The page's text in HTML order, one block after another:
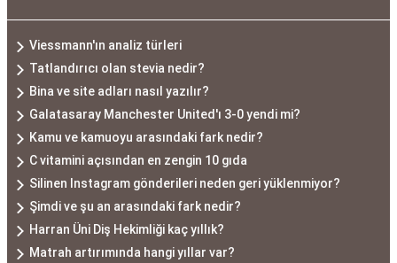
Viessmann'ın analiz türleri
Tatlandırıcı olan stevia nedir?
Bina ve site adları nasıl yazılır?
Galatasaray Manchester United'ı 3-0 yendi mi?
Kamu ve kamuoyu arasındaki fark nedir?
C vitamini açısından en zengin 10 gıda
Silinen Instagram gönderileri neden geri yüklenmiyor?
Şimdi ve şu an arasındaki fark nedir?
Harran Üni Diş Hekimliği kaç yıllık?
Matrah artırımında hangi yıllar var?